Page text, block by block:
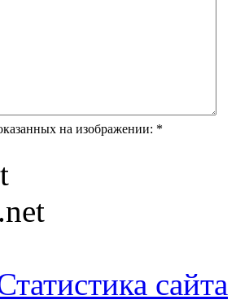
на изображении: *
сайта